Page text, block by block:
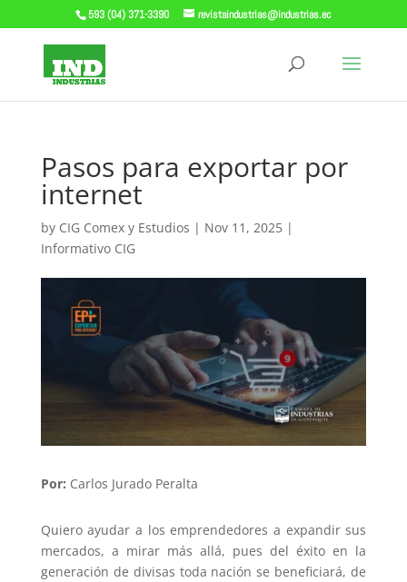
593 (04) 371-3390 revistaindustrias@industrias.ec
Pasos para exportar por
internet
by CIG Comex y Estudios | Nov 11, 2025|
Informativo CIG
Por: Carlos Jurado Peralta
Quiero ayudar a los emprendedores a expandir sus
mercados, a mirar más allá, pues del éxito en la
generación de divisas toda nación se beneficiará, de